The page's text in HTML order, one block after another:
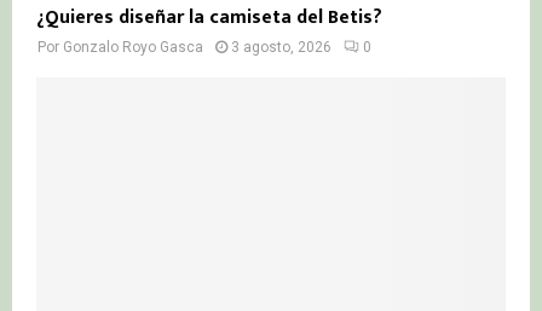
¿Quieres diseñar la camiseta del Betis?
Por Gonzalo Royo Gasca 3 agosto, 2026 0